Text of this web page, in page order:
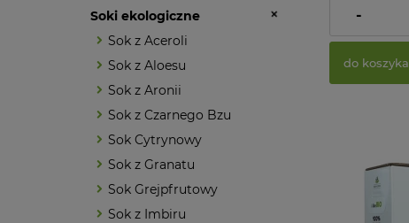
Soki ekologiczne
Sok z Aceroli
Sok z Aloesu
Sok z Aronii
Sok z Czarnego Bzu
Sok Cytrynowy
Sok z Granatu
Sok Grejpfrutowy
Sok z Imbiru
10,79 zł
-
do koszyka